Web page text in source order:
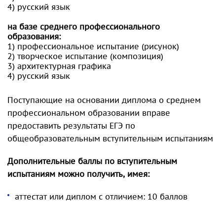
4) русский язык
на базе среднего профессионального
образования:
1) профессиональное испытание (рисунок)
2) творческое испытание (композиция)
3) архитектурная графика
4) русский язык
Поступающие на основании диплома о среднем
профессиональном образовании вправе
предоставить результаты ЕГЭ по
общеобразовательным вступительным испытаниям
Дополнительные баллы по вступительным
испытаниям можно получить, имея:
аттестат или диплом с отличием: 10 баллов